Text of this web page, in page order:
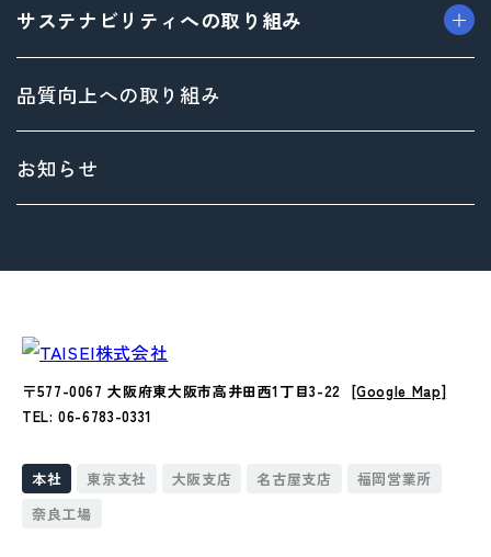
> ブランド事業
> 企業概要
> 沿革
> 方針
> 拠点情報
> 社内イベント・研修・福利厚生
サステナビリティへの取り組み
サステナビリティ基本方針
Environment（環境）への取り組み
Social（社会）への取り組み
品質向上への取り組み
お知らせ
〒577-0067 大阪府東大阪市高井田西1丁目3-22 [Google Map]
TEL: 06-6783-0331
本社 東京支社 大阪支店 名古屋支店
福岡営業所
奈良工場